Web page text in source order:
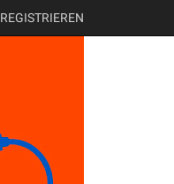
REGISTRIEREN